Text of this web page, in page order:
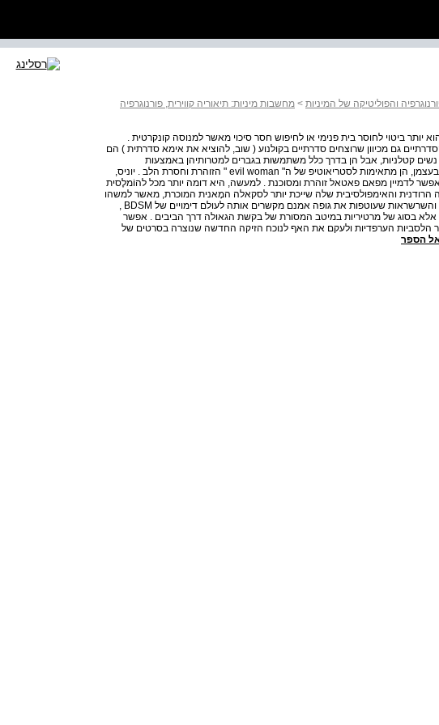
והפוליטיקה של המיניות > מחשבות מיניות: תיאוריה קווירית, פורנוגרפיה
יותר ביטוי לחוסר בית פנימי או לחיפוש חסר סיכוי מאשר למנוסה קונקרטית .
גם מכיוון שרוצחים סדרתיים בקולנוע ( שוב, להוציא את אימא סדרתית ) הם
קטלניות, אבל הן בדרך כלל משתמשות בגברים למטרותיהן באמצעות
מניפולציות רומנטיות, או שאם הן רוצחות בעצמן, הן מתאימות לסטריאוטיפ של ה" evil woman " הזוהרת וחסרת הלב . יוניס,
לדמיין מפאם פאטאל זוהרת ומסוכנת . למעשה, היא דומה יותר מכל להוֹמלֶסית
הרודנית והאימפולסיבית שלה שייכת יותר לסקאלה המָאנית המוכרת, מאשר למשהו
אלא בסוג של מרטיריות במיטב המסורת של בקשת הגאולה דרך הביבים . אפשר
הלסביות הערפדיות ולעקם את האף לנוכח הזיקה החדשה שנוצרה בסרטים של
הספר